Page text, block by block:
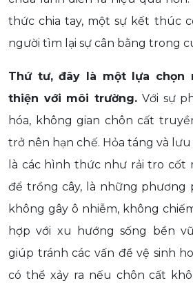
thức chia tay, một sự kết thúc
người tìm lại sự cân bằng trong
Thứ tư, đây là một lựa chọn
thiện với môi trường. Với sự
hóa, không gian chôn cất
trở nên hạn chế. Hỏa táng và
là các hình thức như rải tro cốt
để trồng cây, là những phương
không gây ô nhiễm, không
hợp với xu hướng sống bền
giúp tránh các vấn đề vệ sinh
có thể xảy ra nếu chôn cất